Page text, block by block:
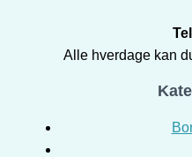
Alle hverdage kan